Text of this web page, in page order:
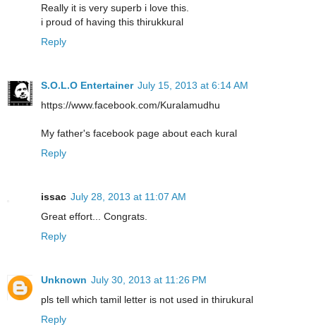
Really it is very superb i love this.
i proud of having this thirukkural
Reply
S.O.L.O Entertainer July 15, 2013 at 6:14 AM
https://www.facebook.com/Kuralamudhu
My father's facebook page about each kural
Reply
issac July 28, 2013 at 11:07 AM
Great effort... Congrats.
Reply
Unknown July 30, 2013 at 11:26 PM
pls tell which tamil letter is not used in thirukural
Reply